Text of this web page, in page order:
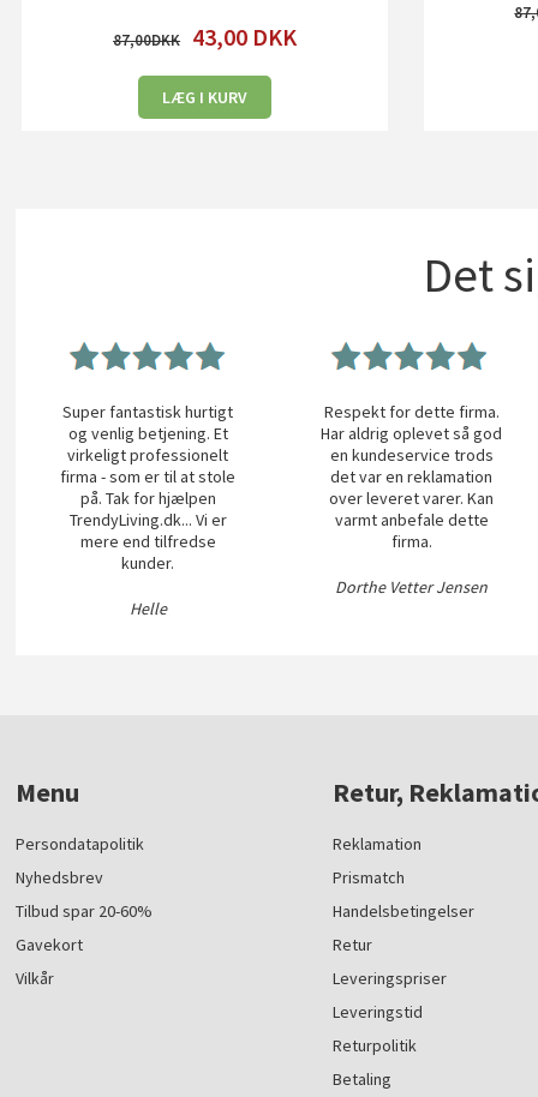
87,00 43,00 DKK
LÆG I KURV
Det
Super fantastisk hurtigt
og venlig betjening. Et
virkeligt professionelt
firma - som er til at stole
på. Tak for hjælpen
TrendyLiving.dk... Vi er
mere end tilfredse
kunder.
Helle
Respekt for dette firma.
Har aldrig oplevet så god
en kundeservice trods
det var en reklamation
over leveret varer. Kan
varmt anbefale dette
firma.
Dorthe Vetter Jensen
Menu
Persondatapolitik
Nyhedsbrev
Tilbud spar 20-60%
Gavekort
Vilkår
Retur,
Reklamation
Prismatch
Handelsbetingelser
Retur
Leveringspriser
Leveringstid
Returpolitik
Betaling